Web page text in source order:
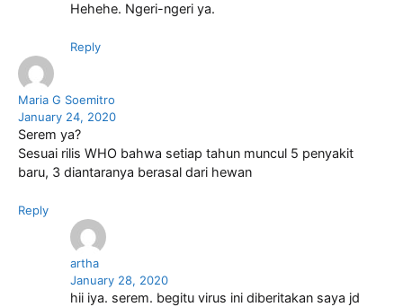
Hehehe. Ngeri-ngeri ya.
Reply
Maria G Soemitro
January 24, 2020
Serem ya?
Sesuai rilis WHO bahwa setiap tahun muncul 5 penyakit
baru, 3 diantaranya berasal dari hewan
Reply
artha
January 28, 2020
hii iya. serem. begitu virus ini diberitakan saya jd